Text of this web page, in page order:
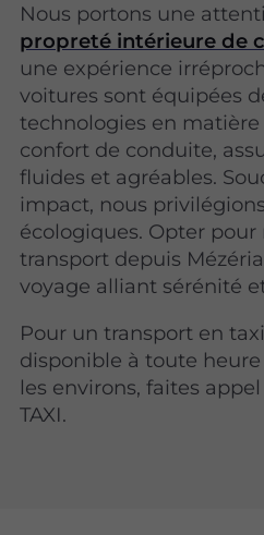
Nous portons une
propreté intérieure de
une expérience
voitures sont équipées
technologies en
confort de conduite,
fluides et agréables.
impact, nous
écologiques. Opter pour
transport depuis
voyage alliant sérénité
Pour un transport en
disponible à toute
les environs, faites
TAXI.